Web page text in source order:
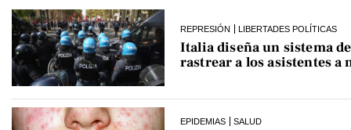
REPRESIÓN LIBERTADES POLÍTICAS
Italia diseña un sistema
rastrear a los asistentes a
EPIDEMIAS SALUD